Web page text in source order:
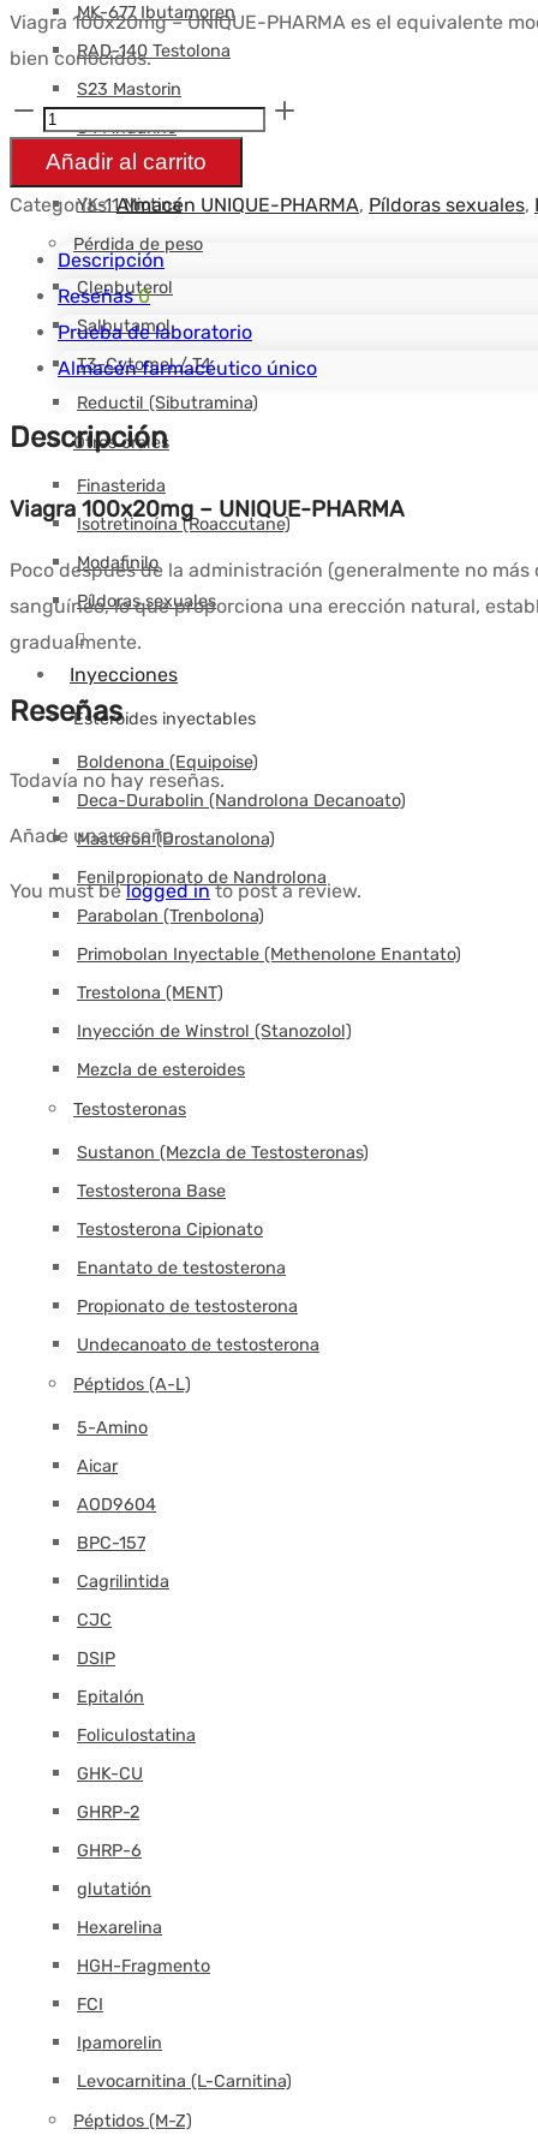
MK-677 Ibutamoren
RAD-140 Testolona
S23 Mastorin
S4 Andarine
SR-9009 Stenabolic
YK-11 Miotina
Pérdida de peso
Clenbuterol
Salbutamol
T3-Cytomel / T4
Reductil (Sibutramina)
Otros orales
Finasterida
Isotretinoína (Roaccutane)
Modafinilo
Píldoras sexuales
Inyecciones
Esteroides inyectables
Boldenona (Equipoise)
Deca-Durabolin (Nandrolona Decanoato)
Masteron (Drostanolona)
Fenilpropionato de Nandrolona
Parabolan (Trenbolona)
Primobolan Inyectable (Methenolone Enantato)
Trestolona (MENT)
Inyección de Winstrol (Stanozolol)
Mezcla de esteroides
Testosteronas
Sustanon (Mezcla de Testosteronas)
Testosterona Base
Testosterona Cipionato
Enantato de testosterona
Propionato de testosterona
Undecanoato de testosterona
Péptidos (A-L)
5-Amino
Aicar
AOD9604
BPC-157
Cagrilintida
CJC
DSIP
Epitalón
Foliculostatina
GHK-CU
GHRP-2
GHRP-6
glutatión
Hexarelina
HGH-Fragmento
FCI
Ipamorelin
Levocarnitina (L-Carnitina)
Péptidos (M-Z)
Viagra 100x20mg – UNIQUE-PHARMA es el equivalente
bien conocidos.
Cantidad
Viagra
100x20mg
UNIQUE-
PHARMA
Añadir al carrito
Categorías:Almacén UNIQUE-PHARMA, Píldoras sexuales,
Descripción
Reseñas0
Prueba de laboratorio
Almacén farmacéutico único
Descripción
Viagra 100x20mg – UNIQUE-PHARMA
Poco después de la administración (generalmente no
sanguíneo, lo que proporciona una erección natural,
gradualmente.
Reseñas
Todavía no hay reseñas.
Añade una reseña
You must belogged into post a review.